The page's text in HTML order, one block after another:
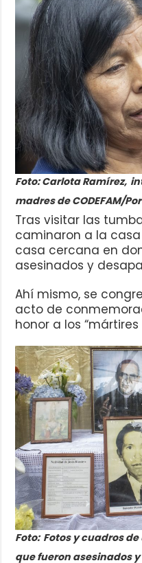
Foto: Carlota Ramírez,
madres de CODEFAM/
Tras visitar las
caminaron a la casa
casa cercana en
asesinados y
Ahí mismo, se
acto de
honor a los
Foto: Fotos y cuadros
que fueron asesinados